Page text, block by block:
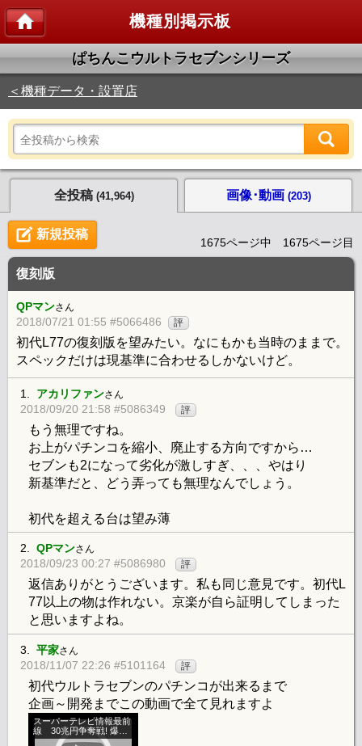
機種別掲示板
ぱちんこウルトラセブンシリーズ
＜機種データ・設置店
全投稿 (41,964) 画像･動画 (203)
新規投稿
1675ページ中 1675ページ目
復刻版
QPマンさん
2018/07/21 01:55 #5066486 評
初代L77の復刻版を望みたい。なにもかも当時のままで。
スペックだけは現基準に合わせるしかないけど。
1. アカリファンさん
2018/09/20 21:58 #5086349 評
もう無理ですね。
お上がパチンコを縮小、廃止する方向ですから…
セブンも2になって劣化が激しすぎ、、、やはり
新基準だと、どう弄っても無理なんでしょう。
初代を超える台は望み薄
2. QPマンさん
2018/09/23 00:27 #5086980 評
返信ありがとうございます。私も同じ意見です。初代L
77以上の物は作れない。京楽が自ら証明してしまった
と思いますよね。
3. 平家さん
2018/11/07 22:26 #5101164 評
初代ウルトラセブンのパチンコが出来るまで
企画～開発までこの動画で全て見れますよ
スーパーテレビ情報最前
線 30兆円争奪戦! 爆裂
パチンコ・ウォーズ